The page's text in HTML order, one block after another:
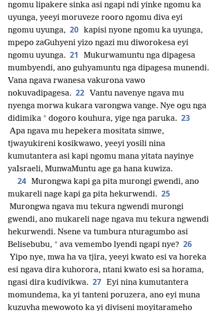
ngomu lipakere sinka asi ngapi ndi yinke ngomu ka
uyunga, yeeyi moruveze rooro ngomu diva eyi
ngomu uyunga, 20 kapisi nyone ngomu ka uyunga,
mpepo zaGuhyeni yizo ngazi mu diworokesa eyi
ngomu uyunga. 21
Mukurwamuntu nga dipagesa
mumbyendi, ano guhyamuntu nga dipagesa munendi.
Vana ngava rwanesa vakurona vawo
nokuvadipagesa. 22
Vantu navenye ngava mu
nyenga morwa kukara varongwa vange. Nye ogu nga
didimika * dogoro kouhura, yige nga paruka. 23
Apa ngava mu hepekera mositata simwe,
tjwayukireni kosikwawo, yeeyi yosili nina
kumutantera asi kapi ngomu mana yitata nayinye
yaIsraeli, MunwaMuntu age ga hana kuwiza.
24 Murongwa kapi ga pita murongi gwendi, ano
mukareli nage kapi ga pita hekurwendi. 25
Murongwa ngava mu tekura ngwendi murongi
gwendi, ano mukareli nage ngava mu tekura ngwendi
hekurwendi. Nsene va tumbura nturagumbo asi
Belisebubu, * ava vemembo lyendi ngapi nye? 26
Yipo nye, mwa ha va tjira, yeeyi kwato esi va horeka
esi ngava dira kuhorora, ntani kwato esi sa horama,
ngasi dira kudivikwa. 27 Eyi nina kumutantera
momundema, ka yi tanteni poruzera, ano eyi muna
kuzuvha mewowoto ka yi diviseni moyitarameho